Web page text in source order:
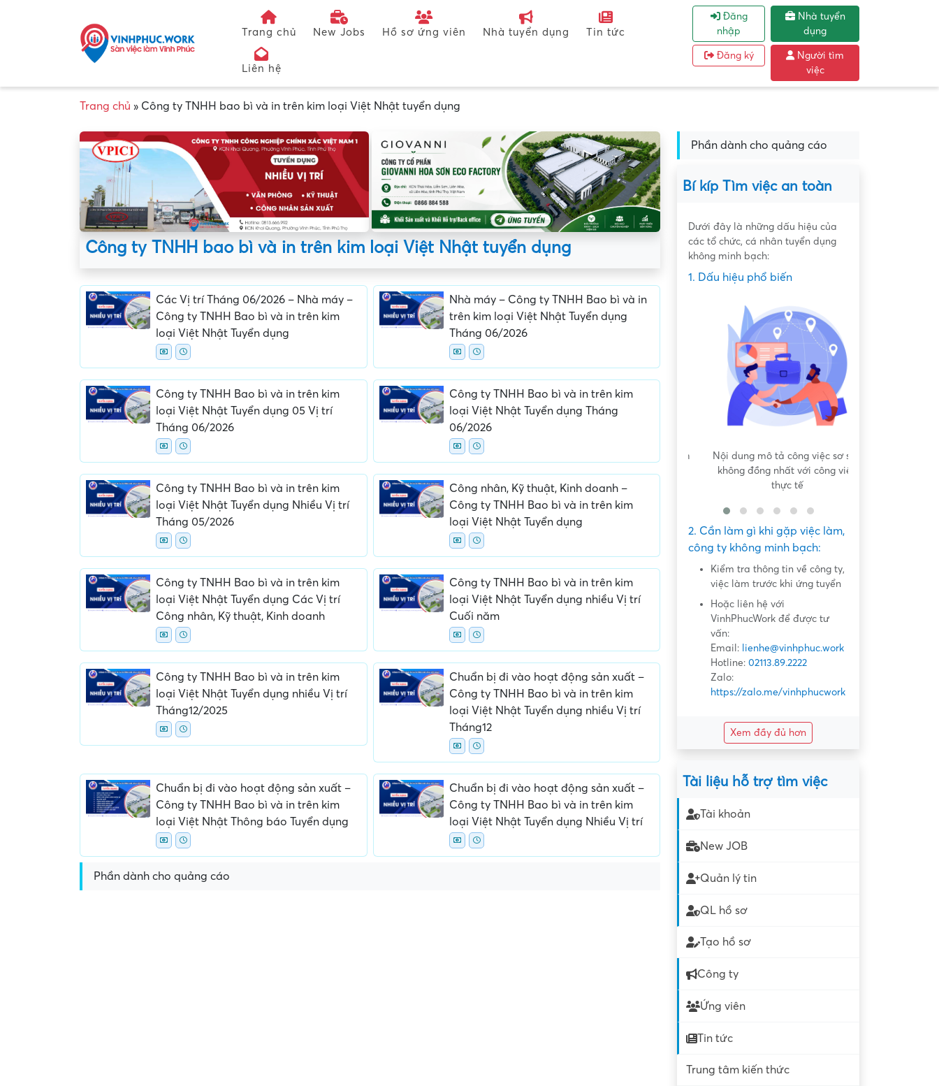
Trang chủ New Jobs Hồ sơ ứng viên Nhà tuyển dụng Tin tức
Liên hệ
Đăng
nhập
Đăng ký
Nhà tuyển
dụng
Người tìm
việc
Trang chủ » Công ty TNHH bao bì và in trên kim loại Việt Nhật tuyển dụng
Công ty TNHH bao bì và in trên kim loại Việt Nhật tuyển dụng
Các Vị trí Tháng 06/2026 – Nhà máy –
Công ty TNHH Bao bì và in trên kim
loại Việt Nhật Tuyển dụng
Nhà máy – Công ty TNHH Bao bì và in
trên kim loại Việt Nhật Tuyển dụng
Tháng 06/2026
Công ty TNHH Bao bì và in trên kim
loại Việt Nhật Tuyển dụng 05 Vị trí
Tháng 06/2026
Công ty TNHH Bao bì và in trên kim
loại Việt Nhật Tuyển dụng Tháng
06/2026
Công ty TNHH Bao bì và in trên kim
loại Việt Nhật Tuyển dụng Nhiều Vị trí
Tháng 05/2026
Công nhân, Kỹ thuật, Kinh doanh –
Công ty TNHH Bao bì và in trên kim
loại Việt Nhật Tuyển dụng
Công ty TNHH Bao bì và in trên kim
loại Việt Nhật Tuyển dụng Các Vị trí
Công nhân, Kỹ thuật, Kinh doanh
Công ty TNHH Bao bì và in trên kim
loại Việt Nhật Tuyển dụng nhiều Vị trí
Cuối năm
Công ty TNHH Bao bì và in trên kim
loại Việt Nhật Tuyển dụng nhiều Vị trí
Tháng12/2025
Chuẩn bị đi vào hoạt động sản xuất –
Công ty TNHH Bao bì và in trên kim
loại Việt Nhật Tuyển dụng nhiều Vị trí
Tháng12
Chuẩn bị đi vào hoạt động sản xuất –
Công ty TNHH Bao bì và in trên kim
loại Việt Nhật Thông báo Tuyển dụng
Chuẩn bị đi vào hoạt động sản xuất –
Công ty TNHH Bao bì và in trên kim
loại Việt Nhật Tuyển dụng Nhiều Vị trí
Phần dành cho quảng cáo
Phần dành cho quảng cáo
Bí kíp Tìm việc an toàn
Dưới đây là những dấu hiệu của
các tổ chức, cá nhân tuyển dụng
không minh bạch:
1. Dấu hiệu phổ biến
Yêu cầu ký kết giấy tờ không rõ
Nội dung mô tả công việc sơ sài,
không đồng nhất với công việc
thực tế
2. Cần làm gì khi gặp việc làm,
công ty không minh bạch:
Kiểm tra thông tin về công ty,
việc làm trước khi ứng tuyển
Hoặc liên hệ với
VinhPhucWork để được tư
vấn:
Email: lienhe@vinhphuc.work
Hotline: 02113.89.2222
Zalo:
https://zalo.me/vinhphucwork
Xem đầy đủ hơn
Tài liệu hỗ trợ tìm việc
Tài khoản
New JOB
Quản lý tin
QL hồ sơ
Tạo hồ sơ
Công ty
Ứng viên
Tin tức
Trung tâm kiến thức